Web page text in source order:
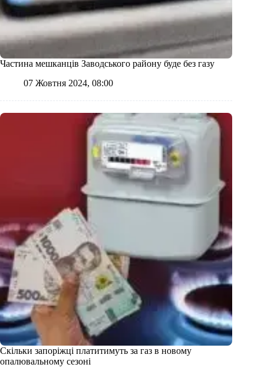
Частина мешканців Заводського району буде без газу
07 Жовтня 2024, 08:00
Скільки запоріжці платитимуть за газ в новому
опалювальному сезоні